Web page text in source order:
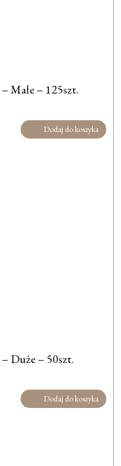
Małe – 125szt.
Dodaj do koszyka
Duże – 50szt.
Dodaj do koszyka